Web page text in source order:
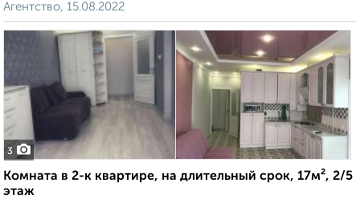
Агентство, 15.08.2022
3
Комната в 2-к квартире, на длительный срок, 17м², 2/5
этаж